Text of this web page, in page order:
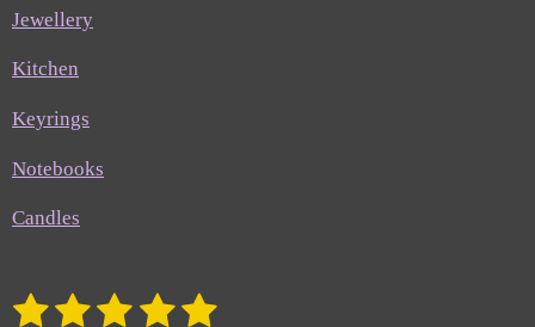
Jewellery
Kitchen
Keyrings
Notebooks
Candles
R
1 2 3 4 5
S